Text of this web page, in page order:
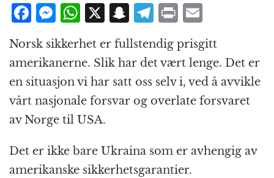
F
a
c
e
b
o
o
k
M
e
ss
e
n
g
e
r
W
h
at
s
A
p
p
X S
n
a
p
c
h
T
el
e
g
r
a
P
ri
n
t
m
ai
l
Norsk sikkerhet er fullstendig prisgitt
amerikanerne. Slik har det vært lenge. Det er
en situasjon vi har satt oss selv i, ved å avvikle
vårt nasjonale forsvar og overlate forsvaret
av Norge til USA.
Det er ikke bare Ukraina som er avhengig av
amerikanske sikkerhetsgarantier.